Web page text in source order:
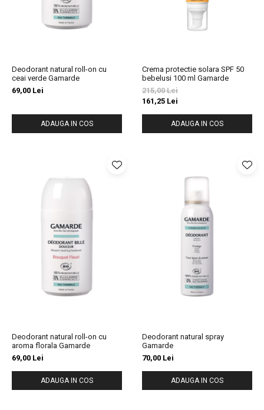
Produse solare
Igienă dentară
Secretul frumuseții
Îngrijire bărbați
Deodorant natural roll-on cu
ceai verde Gamarde
69,00 Lei
ADAUGA IN COS
Crema protectie solara SPF 50
bebelusi 100 ml Gamarde
215,00 Lei
161,25 Lei
ADAUGA IN COS
Deodorant natural roll-on cu
aroma florala Gamarde
69,00 Lei
ADAUGA IN COS
Deodorant natural spray
Gamarde
70,00 Lei
ADAUGA IN COS